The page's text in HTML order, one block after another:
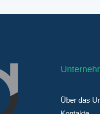
Über das